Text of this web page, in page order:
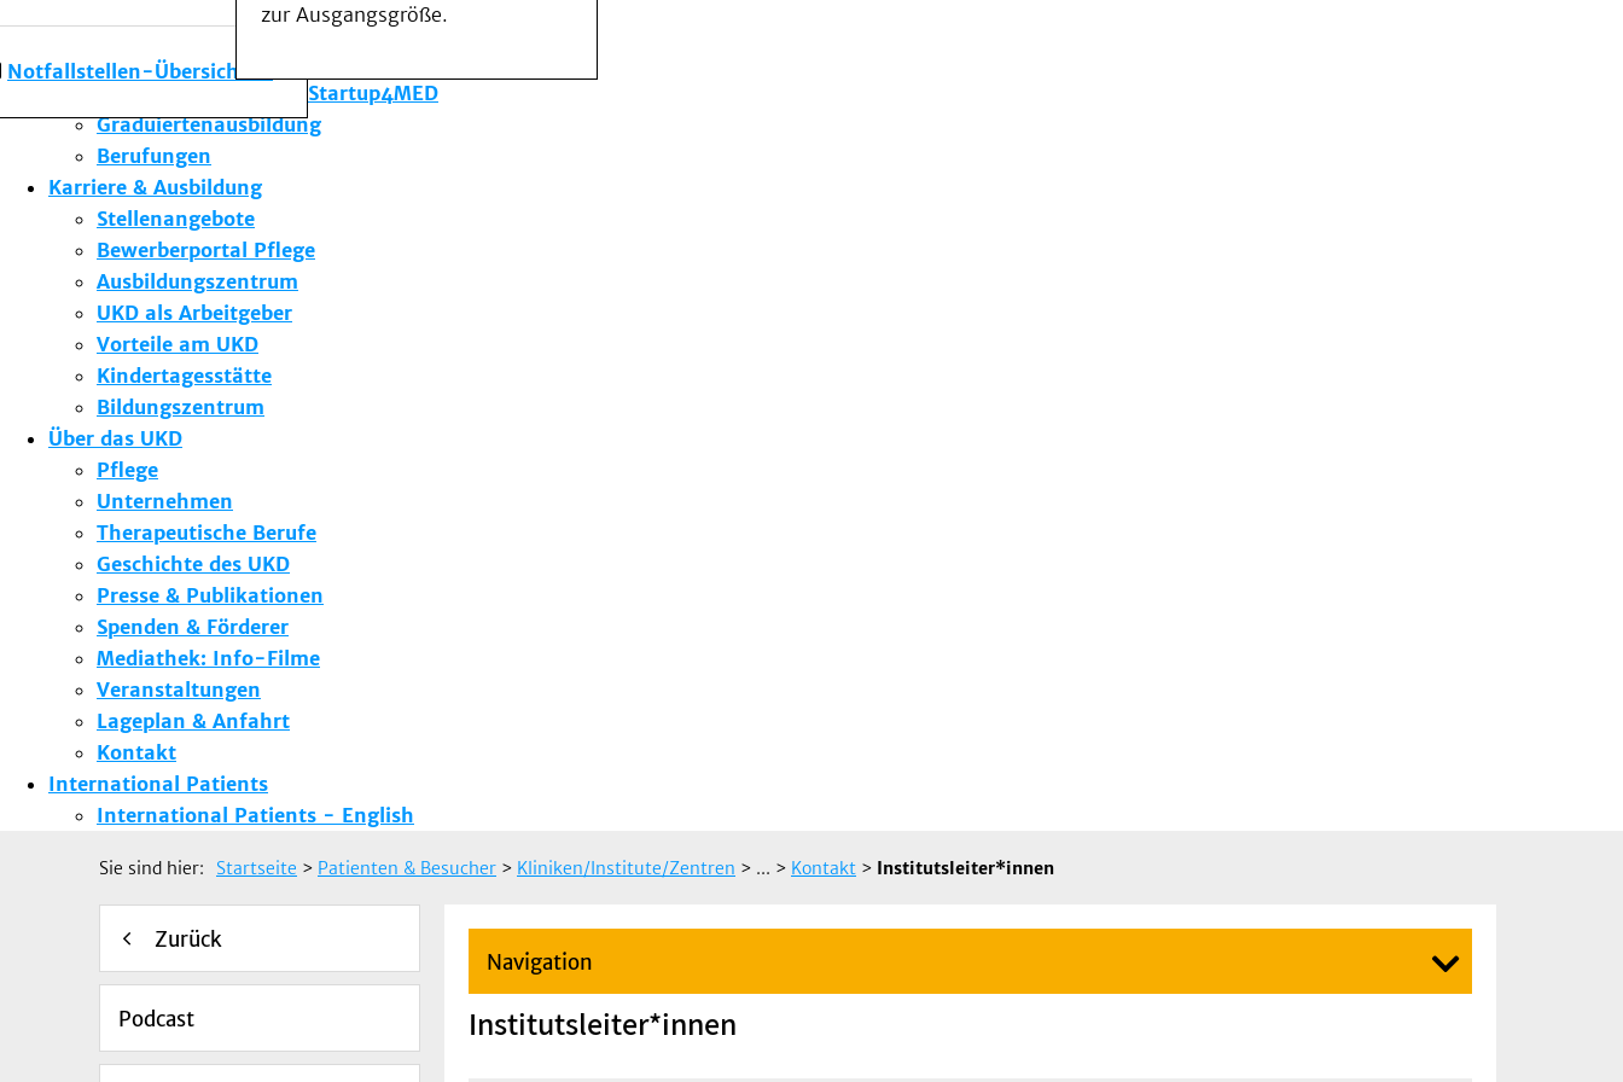
Notfallstellen-Übersicht
zur Ausgangsgröße.
Forschung am UKD
Studium & Lehre
Gründungsförderung Startup4MED
Graduiertenausbildung
Berufungen
Karriere & Ausbildung
Stellenangebote
Bewerberportal Pflege
Ausbildungszentrum
UKD als Arbeitgeber
Vorteile am UKD
Kindertagesstätte
Bildungszentrum
Über das UKD
Pflege
Unternehmen
Therapeutische Berufe
Geschichte des UKD
Presse & Publikationen
Spenden & Förderer
Mediathek: Info-Filme
Veranstaltungen
Lageplan & Anfahrt
Kontakt
International Patients
International Patients - English
Sie sind hier: Startseite > Patienten & Besucher > Kliniken/Institute/Zentren > ... > Kontakt > Institutsleiter*innen
Zurück
Podcast
Navigation
Institutsleiter*innen